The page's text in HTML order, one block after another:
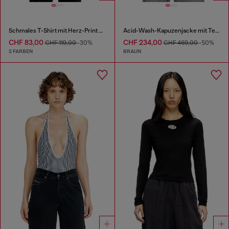
Schmales T-Shirt mit Herz-Print und Nieten
CHF 83,00 CHF 119,00-30%
2 FARBEN
Acid-Wash-Kapuzenjacke mit Teddyfutter und Reißverschluss
CHF 234,00CHF 469,00-50%
BRAUN